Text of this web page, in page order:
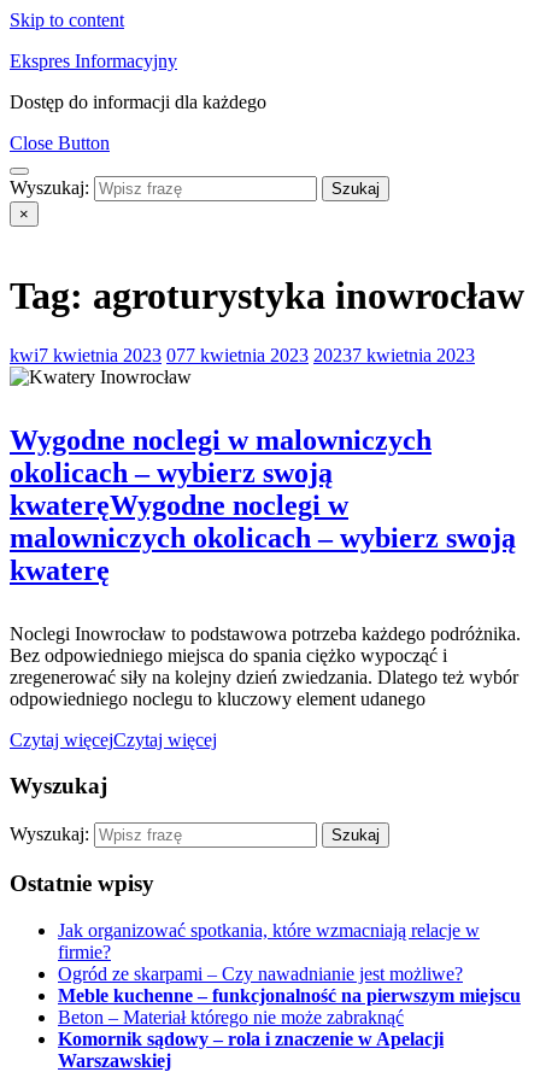
Skip to content
Ekspres Informacyjny
Dostęp do informacji dla każdego
Close Button
Wyszukaj:
×
Tag: agroturystyka inowrocław
kwi7 kwietnia 2023 077 kwietnia 2023 20237 kwietnia 2023
Wygodne noclegi w malowniczych
okolicach – wybierz swoją
kwateręWygodne noclegi w
malowniczych okolicach – wybierz swoją
kwaterę
Noclegi Inowrocław to podstawowa potrzeba każdego podróżnika.
Bez odpowiedniego miejsca do spania ciężko wypocząć i
zregenerować siły na kolejny dzień zwiedzania. Dlatego też wybór
odpowiedniego noclegu to kluczowy element udanego
Czytaj więcejCzytaj więcej
Wyszukaj
Wyszukaj:
Ostatnie wpisy
Jak organizować spotkania, które wzmacniają relacje w
firmie?
Ogród ze skarpami – Czy nawadnianie jest możliwe?
Meble kuchenne – funkcjonalność na pierwszym miejscu
Beton – Materiał którego nie może zabraknąć
Komornik sądowy – rola i znaczenie w Apelacji
Warszawskiej